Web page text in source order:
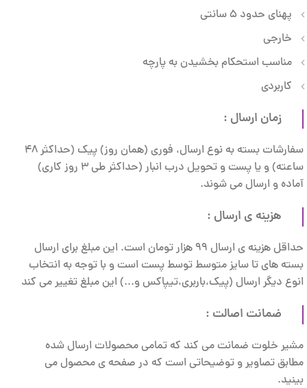
پهنای حدود 5 سانتی
خارجی
مناسب استحکام بخشیدن به پارچه
کاربردی
زمان ارسال :
سفارشات بسته به نوع ارسال، فوری (همان روز) پیک (حداکثر 48
ساعته) و یا پست و تحویل درب انبار (حداکثر طی 3 روز کاری)
آماده و ارسال می شوند.
هزینه ی ارسال :
حداقل هزینه ی ارسال 99 هزار تومان است. این مبلغ برای ارسال
بسته های تا سایز متوسط توسط پست است و با توجه به انتخاب
انوع دیگر ارسال (پیک،باربری،تیپاکس و...) این مبلغ تغییر می کند
ضمانت اصالت :
مشیر خلوت ضمانت می کند که تمامی محصولات ارسال شده
مطابق تصاویر و توضیحاتی است که در صفحه ی محصول می
بینید.